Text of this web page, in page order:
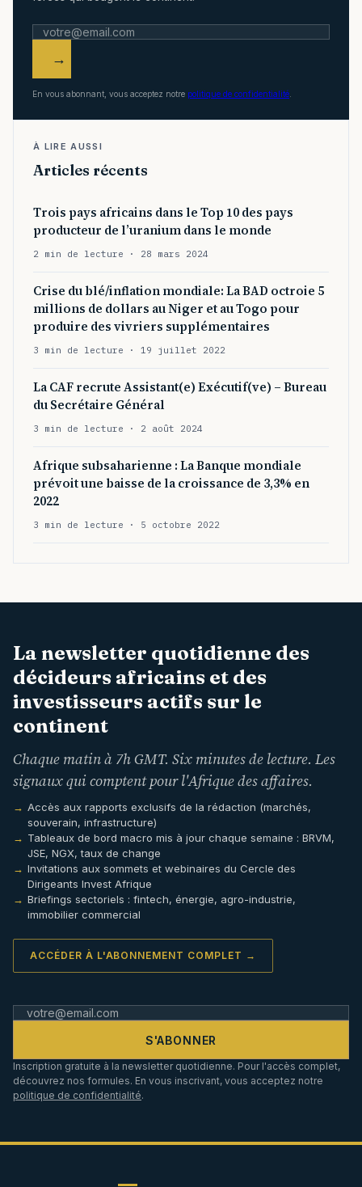
→
En vous abonnant, vous acceptez notre politique de confidentialité
À LIRE AUSSI
Articles récents
Trois pays africains dans le Top 10 des pays
producteur de l’uranium dans le monde
2 min de lecture · 28 mars 2024
Crise du blé/inflation mondiale: La BAD octroie 5
millions de dollars au Niger et au Togo pour
produire des vivriers supplémentaires
3 min de lecture · 19 juillet 2022
La CAF recrute Assistant(e) Exécutif(ve) – Bureau
du Secrétaire Général
3 min de lecture · 2 août 2024
Afrique subsaharienne : La Banque mondiale
prévoit une baisse de la croissance de 3,3% en
2022
3 min de lecture · 5 octobre 2022
La newsletter quotidienne des
décideurs africains et des
investisseurs actifs sur le
continent
Chaque matin à 7h GMT. Six minutes de lecture. Les
signaux qui comptent pour l'Afrique des affaires.
Accès aux rapports exclusifs de la rédaction (marchés,
souverain, infrastructure)
Tableaux de bord macro mis à jour chaque semaine : BRVM,
JSE, NGX, taux de change
Invitations aux sommets et webinaires du Cercle des
Dirigeants Invest Afrique
Briefings sectoriels : fintech, énergie, agro-industrie,
immobilier commercial
ACCÉDER À L'ABONNEMENT COMPLET →
S'ABONNER
Inscription gratuite à la newsletter quotidienne. Pour l'accès complet,
découvrez nos formules. En vous inscrivant, vous acceptez notre
politique de confidentialité.